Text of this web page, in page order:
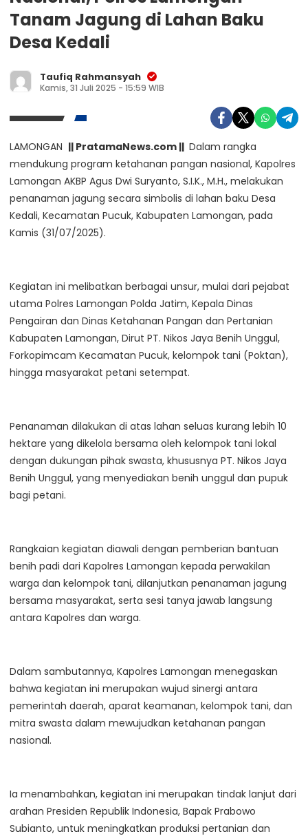
Tanam Jagung di Lahan Baku
Desa Kedali
Taufiq Rahmansyah
Kamis, 31 Juli 2025 - 15:59 WIB
LAMONGAN || PratamaNews.com || Dalam rangka
mendukung program ketahanan pangan nasional, Kapolres
Lamongan AKBP Agus Dwi Suryanto, S.I.K., M.H., melakukan
penanaman jagung secara simbolis di lahan baku Desa
Kedali, Kecamatan Pucuk, Kabupaten Lamongan, pada
Kamis (31/07/2025).
Kegiatan ini melibatkan berbagai unsur, mulai dari pejabat
utama Polres Lamongan Polda Jatim, Kepala Dinas
Pengairan dan Dinas Ketahanan Pangan dan Pertanian
Kabupaten Lamongan, Dirut PT. Nikos Jaya Benih Unggul,
Forkopimcam Kecamatan Pucuk, kelompok tani (Poktan),
hingga masyarakat petani setempat.
Penanaman dilakukan di atas lahan seluas kurang lebih 10
hektare yang dikelola bersama oleh kelompok tani lokal
dengan dukungan pihak swasta, khususnya PT. Nikos Jaya
Benih Unggul, yang menyediakan benih unggul dan pupuk
bagi petani.
Rangkaian kegiatan diawali dengan pemberian bantuan
benih padi dari Kapolres Lamongan kepada perwakilan
warga dan kelompok tani, dilanjutkan penanaman jagung
bersama masyarakat, serta sesi tanya jawab langsung
antara Kapolres dan warga.
Dalam sambutannya, Kapolres Lamongan menegaskan
bahwa kegiatan ini merupakan wujud sinergi antara
pemerintah daerah, aparat keamanan, kelompok tani, dan
mitra swasta dalam mewujudkan ketahanan pangan
nasional.
Ia menambahkan, kegiatan ini merupakan tindak lanjut dari
arahan Presiden Republik Indonesia, Bapak Prabowo
Subianto, untuk meningkatkan produksi pertanian dan